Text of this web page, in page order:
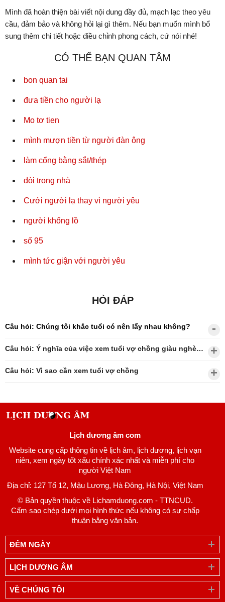
Mình đã hoàn thiện bài viết nội dung đầy đủ, mạch lạc theo yêu
cầu, đảm bảo và không hỏi lại gì thêm. Nếu bạn muốn mình bổ
sung thêm chi tiết hoặc điều chỉnh phong cách, cứ nói nhé!
CÓ THỂ BẠN QUAN TÂM
bon quan tai
đưa tiền cho người lạ
Mo tơ tien
mình mượn tiền từ người đàn ông
làm cổng bằng sắt/thép
dòi trong nhà
Cưới người lạ thay vì người yêu
người khổng lồ
số 95
mình tức giận với người yêu
HỎI ĐÁP
Câu hỏi: Chúng tôi khắc tuổi có nên lấy nhau không?
Câu hỏi: Ý nghĩa của việc xem tuổi vợ chồng giàu nghèo?
Câu hỏi: Vì sao cần xem tuổi vợ chồng
Lịch dương âm com
Website cung cấp thông tin về lịch âm, lịch dương, lịch vạn
niên, xem ngày tốt xấu chính xác nhất và miễn phí cho
người Việt Nam
Địa chỉ: 127 Tổ 12, Mậu Lương, Hà Đông, Hà Nội, Việt Nam
© Bản quyền thuộc về Lichamduong.com - TTNCUD.
Cấm sao chép dưới mọi hình thức nếu không có sự chấp
thuận bằng văn bản.
ĐẾM NGÀY
LỊCH DƯƠNG ÂM
VỀ CHÚNG TÔI